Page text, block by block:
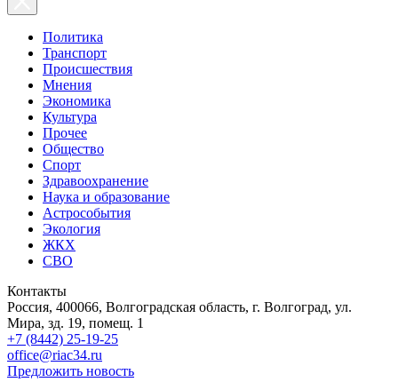
Политика
Транспорт
Происшествия
Мнения
Экономика
Культура
Прочее
Общество
Спорт
Здравоохранение
Наука и образование
Астрособытия
Экология
ЖКХ
СВО
Контакты
Россия, 400066, Волгоградская область, г. Волгоград, ул.
Мира, зд. 19, помещ. 1
+7 (8442) 25-19-25
office@riac34.ru
Предложить новость